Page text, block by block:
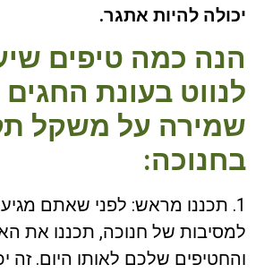
יכולה להיות אתגר.
הנה כמה טיפים
לנווט בעונת החגים
שמירה על משקל
בחנוכה:
1. תכננו מראש: לפני שאתם
למסיבות של חנוכה, תכננו את
והחטיפים שלכם לאותו היום. זה